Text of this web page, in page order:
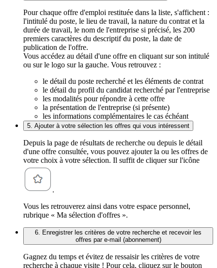
Pour chaque offre d'emploi restituée dans la liste, s'affichent :
l'intitulé du poste, le lieu de travail, la nature du contrat et la
durée de travail, le nom de l'entreprise si précisé, les 200
premiers caractères du descriptif du poste, la date de
publication de l'offre.
Vous accédez au détail d'une offre en cliquant sur son intitulé
ou sur le logo sur la gauche. Vous retrouvez :
le détail du poste recherché et les éléments de contrat
le détail du profil du candidat recherché par l'entreprise
les modalités pour répondre à cette offre
la présentation de l'entreprise (si présente)
les informations complémentaires le cas échéant
5. Ajouter à votre sélection les offres qui vous intéressent
Depuis la page de résultats de recherche ou depuis le détail
d'une offre consultée, vous pouvez ajouter la ou les offres de
votre choix à votre sélection. Il suffit de cliquer sur l'icône
.
Vous les retrouverez ainsi dans votre espace personnel,
rubrique « Ma sélection d'offres ».
6. Enregistrer les critères de votre recherche et recevoir les
offres par e-mail (abonnement)
Gagnez du temps et évitez de ressaisir les critères de votre
recherche à chaque visite ! Pour cela, cliquez sur le bouton